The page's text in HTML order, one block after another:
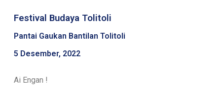
Festival Budaya Tolitoli
Pantai Gaukan Bantilan Tolitoli
5 Desember, 2022
Ai Engan !